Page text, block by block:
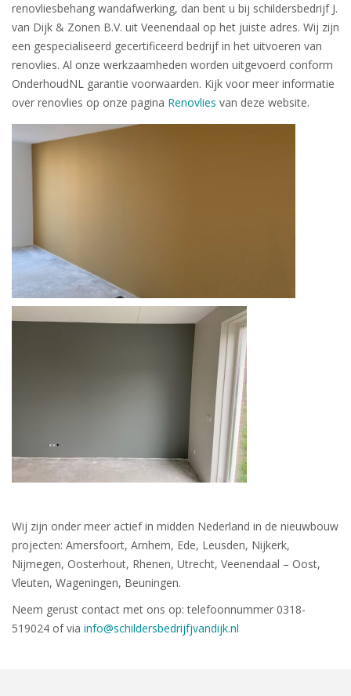
renovliesbehang wandafwerking, dan bent u bij schildersbedrijf J.
van Dijk & Zonen B.V. uit Veenendaal op het juiste adres. Wij zijn
een gespecialiseerd gecertificeerd bedrijf in het uitvoeren van
renovlies. Al onze werkzaamheden worden uitgevoerd conform
OnderhoudNL garantie voorwaarden. Kijk voor meer informatie
over renovlies op onze pagina Renovlies van deze website.
Wij zijn onder meer actief in midden Nederland in de nieuwbouw
projecten: Amersfoort, Arnhem, Ede, Leusden, Nijkerk,
Nijmegen, Oosterhout, Rhenen, Utrecht, Veenendaal – Oost,
Vleuten, Wageningen, Beuningen.
Neem gerust contact met ons op: telefoonnummer 0318-
519024 of via info@schildersbedrijfjvandijk.nl